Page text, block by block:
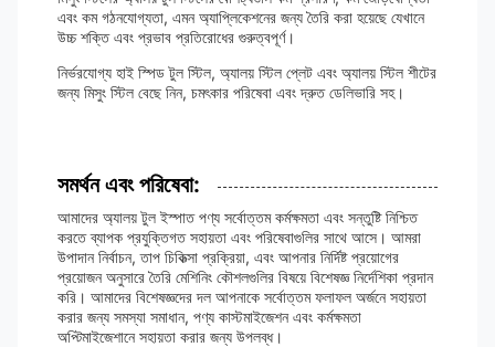
এবং কম গঠনযোগ্যতা, এমন অ্যাপ্লিকেশনের জন্য তৈরি করা হয়েছে যেখানে
উচ্চ শক্তি এবং প্রভাব প্রতিরোধের গুরুত্বপূর্ণ।
নির্ভরযোগ্য হাই স্পিড টুল স্টিল, অ্যালয় স্টিল প্লেট এবং অ্যালয় স্টিল শীটের
জন্য মিসুং স্টিল বেছে নিন, চমৎকার পরিষেবা এবং দ্রুত ডেলিভারি সহ।
সমর্থন এবং পরিষেবা:
আমাদের অ্যালয় টুল ইস্পাত পণ্য সর্বোত্তম কর্মক্ষমতা এবং সন্তুষ্টি নিশ্চিত
করতে ব্যাপক প্রযুক্তিগত সহায়তা এবং পরিষেবাগুলির সাথে আসে। আমরা
উপাদান নির্বাচন, তাপ চিকিত্সা প্রক্রিয়া, এবং আপনার নির্দিষ্ট প্রয়োগের
প্রয়োজন অনুসারে তৈরি মেশিনিং কৌশলগুলির বিষয়ে বিশেষজ্ঞ নির্দেশিকা প্রদান
করি। আমাদের বিশেষজ্ঞদের দল আপনাকে সর্বোত্তম ফলাফল অর্জনে সহায়তা
করার জন্য সমস্যা সমাধান, পণ্য কাস্টমাইজেশন এবং কর্মক্ষমতা
অপ্টিমাইজেশানে সহায়তা করার জন্য উপলব্ধ।